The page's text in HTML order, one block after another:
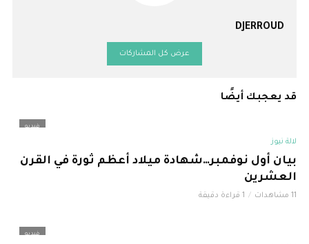
DJERROUD
عرض كل المشاركات
قد يعجبك أيضًا
فيديو
لالة نيوز
بيان أول نوفمبر…شهادة ميلاد أعظم ثورة في القرن
العشرين
11 مشاهدات 1 قراءة دقيقة
فيديو